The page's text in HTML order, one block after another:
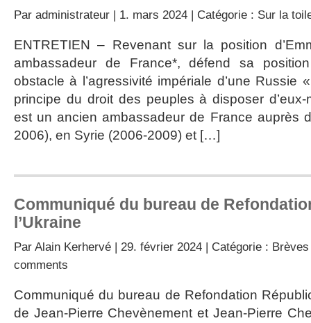
Par administrateur | 1. mars 2024 | Catégorie : Sur la
ENTRETIEN – Revenant sur la position
ambassadeur de France*, défend sa
obstacle à l’agressivité impériale d’une Russie
principe du droit des peuples à disposer
est un ancien ambassadeur de France auprès
2006), en Syrie (2006-2009) et […]
Communiqué du bureau de
l’Ukraine
Par Alain Kerhervé | 29. février 2024 | Catégorie :
comments
Communiqué du bureau de Refondation
de Jean-Pierre Chevènement et Jean-Pierre